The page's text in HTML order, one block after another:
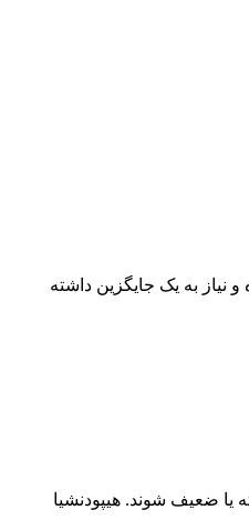
به یک جایگزین داشته
یا ضعیف شوند. هیپودنشیا